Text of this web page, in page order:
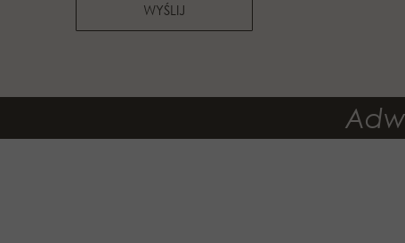
WYŚLIJ